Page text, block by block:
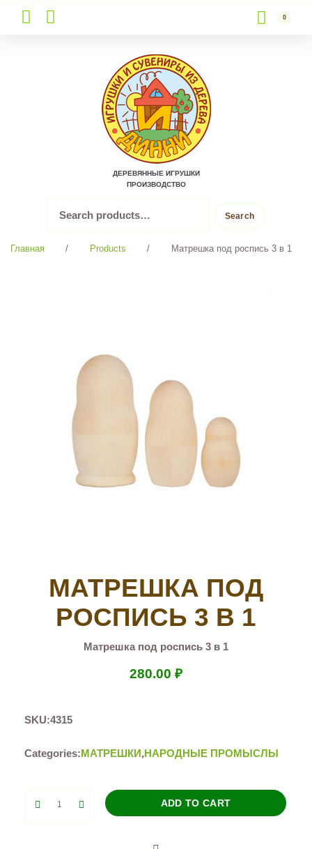
to
content
0
ДЕРЕВЯННЫЕ ИГРУШКИ
ПРОИЗВОДСТВО
for:
Search
Главная / Products / Матрешка под роспись 3 в 1
МАТРЕШКА ПОД
РОСПИСЬ 3 В 1
Матрешка под роспись 3 в 1
280.00 ₽
SKU:4315
Categories:МАТРЕШКИ,НАРОДНЫЕ ПРОМЫСЛЫ
ADD TO CART